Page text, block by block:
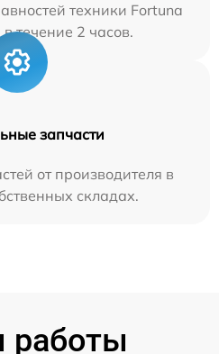
техники Fortuna
течение 2 часов.
запчасти
от производителя в
складах.
работы